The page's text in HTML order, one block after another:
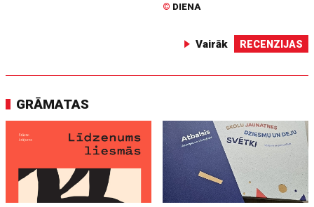
© DIENA
Vairāk RECENZIJAS
GRĀMATAS